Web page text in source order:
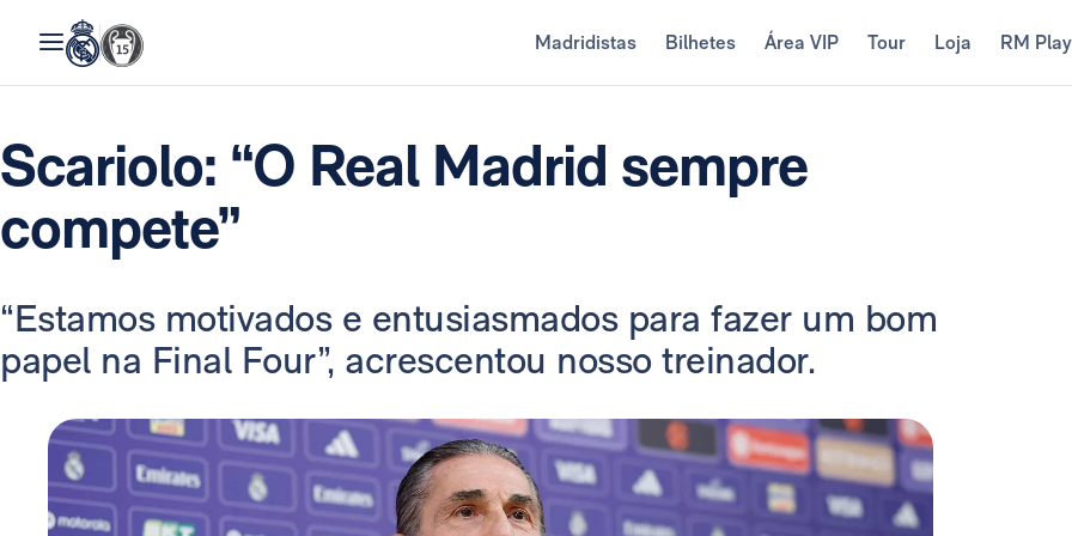
Madridistas Bilhetes Área VIP Tour Loja RM Play
Scariolo: “O Real Madrid sempre
compete”
“Estamos motivados e entusiasmados para fazer um bom
papel na Final Four”, acrescentou nosso treinador.